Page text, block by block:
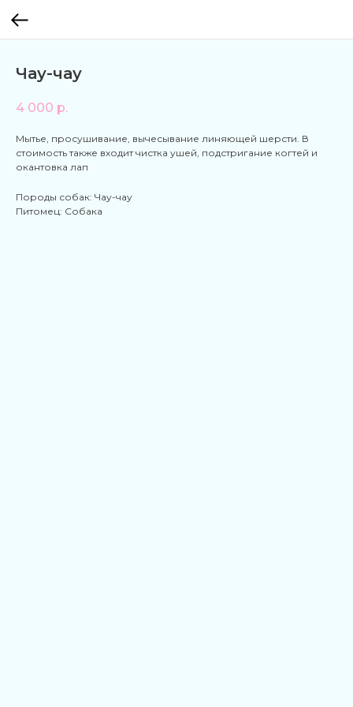
Чау-чау
4 000 р.
Мытье, просушивание, вычесывание линяющей шерсти. В
стоимость также входит чистка ушей, подстригание когтей и
окантовка лап
Породы собак: Чау-чау
Питомец: Собака